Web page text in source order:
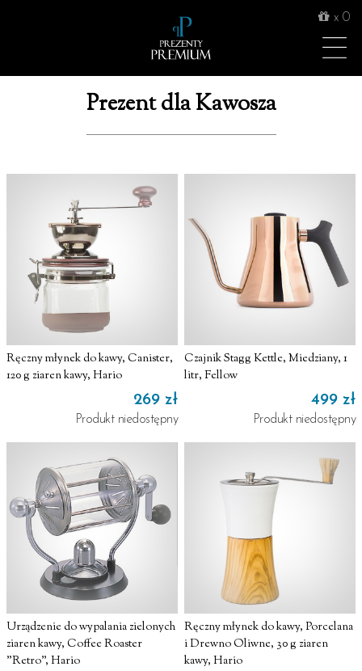
x 0
Prezent dla Kawosza
Ręczny młynek do kawy, Canister,
120 g ziaren kawy, Hario
269 zł
Produkt niedostępny
Czajnik Stagg Kettle, Miedziany, 1
litr, Fellow
499 zł
Produkt niedostępny
Urządzenie do wypalania zielonych
ziaren kawy, Coffee Roaster
"Retro", Hario
Ręczny młynek do kawy, Porcelana
i Drewno Oliwne, 30 g ziaren
kawy, Hario